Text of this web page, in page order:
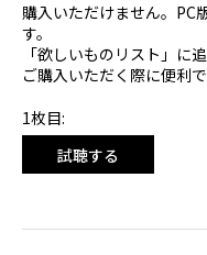
購入いただけません。PC
す。
「欲しいものリスト」に
ご購入いただく際に便利で
1枚目:
試聴する